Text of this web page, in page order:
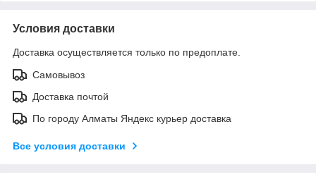
Условия доставки
Доставка осуществляется только по предоплате.
Самовывоз
Доставка почтой
По городу Алматы Яндекс курьер доставка
Все условия доставки